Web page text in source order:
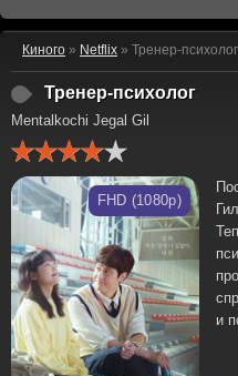
Киного » Netflix » Тренер-
Тренер-психолог
Mentalkochi Jegal Gil
FHD (1080p)
и